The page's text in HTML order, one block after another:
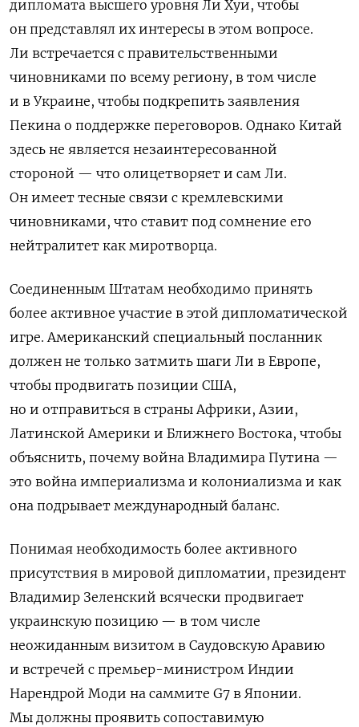
дипломата высшего уровня Ли Хуи, чтобы
он представлял их интересы в этом вопросе.
Ли встречается с правительственными
чиновниками по всему региону, в том числе
и в Украине, чтобы подкрепить заявления
Пекина о поддержке переговоров. Однако Китай
здесь не является незаинтересованной
стороной — что олицетворяет и сам Ли.
Он имеет тесные связи с кремлевскими
чиновниками, что ставит под сомнение его
нейтралитет как миротворца.
Соединенным Штатам необходимо принять
более активное участие в этой дипломатической
игре. Американский специальный посланник
должен не только затмить шаги Ли в Европе,
чтобы продвигать позиции США,
но и отправиться в страны Африки, Азии,
Латинской Америки и Ближнего Востока, чтобы
объяснить, почему война Владимира Путина —
это война империализма и колониализма и как
она подрывает международный баланс.
Понимая необходимость более активного
присутствия в мировой дипломатии, президент
Владимир Зеленский всячески продвигает
украинскую позицию — в том числе
неожиданным визитом в Саудовскую Аравию
и встречей с премьер-министром Индии
Нарендрой Моди на саммите G7 в Японии.
Мы должны проявить сопоставимую